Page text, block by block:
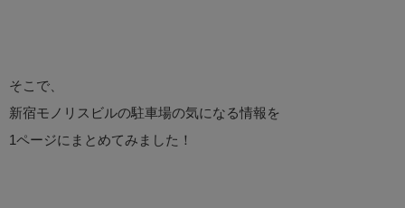
そこで、
新宿モノリスビルの駐車場の気になる情報を
1ページにまとめてみました！